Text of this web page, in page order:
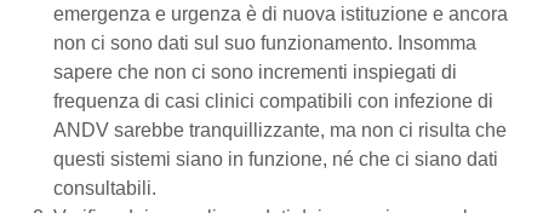
emergenza e urgenza è di nuova istituzione e ancora
non ci sono dati sul suo funzionamento. Insomma
sapere che non ci sono incrementi inspiegati di
frequenza di casi clinici compatibili con infezione di
ANDV sarebbe tranquillizzante, ma non ci risulta che
questi sistemi siano in funzione, né che ci siano dati
consultabili.